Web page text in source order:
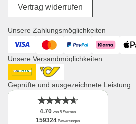
Digitale Barrierefreiheit
Wickelprodukte
Uhren
Unsere Mission
Jobs
Presse
Kooperationsanfragen
Distribution & B2B
Newsletter
App
Vertrag widerrufen
Unsere Zahlungsmöglichkeiten
Visa Mastercard PayPal Klarna
Unsere Versandmöglichkeiten
DHL GoGreenPost AT
Geprüfte und ausgezeichnete Leistung
4.70 von 5 Sternen
159324 Bewertungen